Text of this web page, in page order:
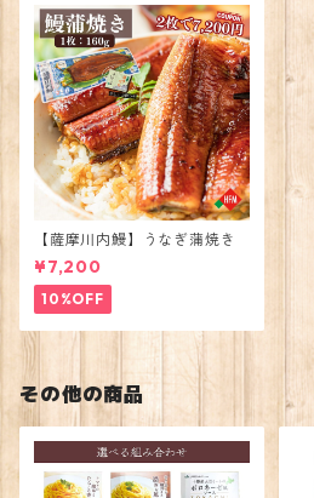
【薩摩川内鰻】うなぎ蒲焼き
¥7,200
10%OFF
その他の商品